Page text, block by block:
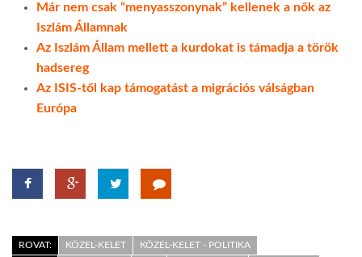
Már nem csak “menyasszonynak” kellenek a nők az
Iszlám Államnak
Az Iszlám Állam mellett a kurdokat is támadja a török
hadsereg
Az ISIS-től kap támogatást a migrációs válságban
Európa
ROVAT: KÖZEL-KELET KÖZEL-KELET - POLITIKA